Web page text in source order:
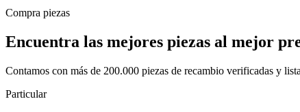
Compra piezas
Encuentra las mejores piezas al mejor
Contamos con más de 200.000 piezas de recambio verificadas y
Particular